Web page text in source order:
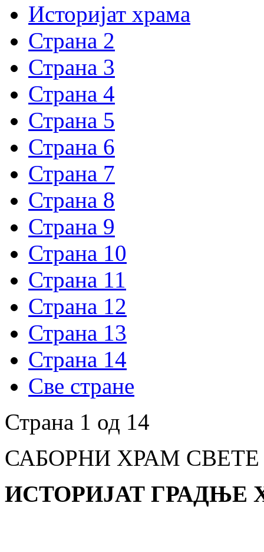
Историјат храма
Страна 2
Страна 3
Страна 4
Страна 5
Страна 6
Страна 7
Страна 8
Страна 9
Страна 10
Страна 11
Страна 12
Страна 13
Страна 14
Све стране
Страна 1 од 14
САБОРНИ ХРАМ СВЕТЕ
ИСТОРИЈАТ ГРАДЊЕ